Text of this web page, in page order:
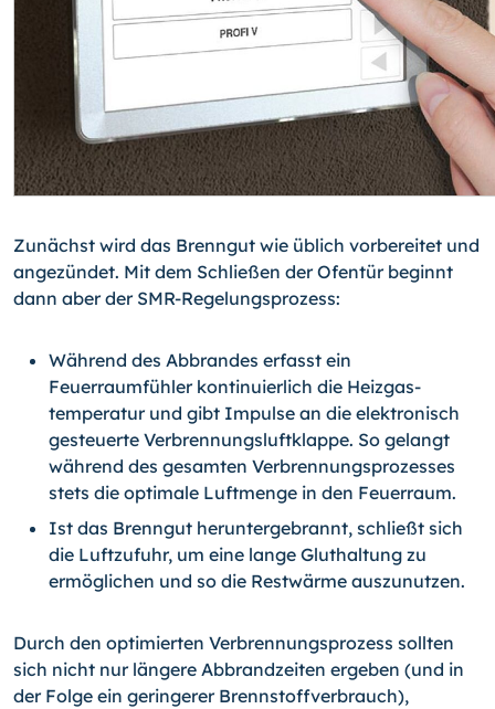
Zunächst wird das Brenngut wie üblich vorbereitet und
angezündet. Mit dem Schlie­ßen der Ofentür beginnt
dann aber der SMR-Regelungsprozess:
Während des Abbrandes erfasst ein
Feuerraumfühler kontinuierlich die Heizgas­
temperatur und gibt Impulse an die elektronisch
gesteuerte Verbrennungsluft­klappe. So gelangt
während des gesamten Verbrennungsprozesses
stets die optimale Luftmenge in den Feuerraum.
Ist das Brenngut heruntergebrannt, schließt sich
die Luftzufuhr, um eine lange Gluthaltung zu
ermöglichen und so die Restwärme auszunutzen.
Durch den optimierten Verbrennungsprozess sollten
sich nicht nur längere Abbrand­zeiten ergeben (und in
der Folge ein geringerer Brennstoffverbrauch),